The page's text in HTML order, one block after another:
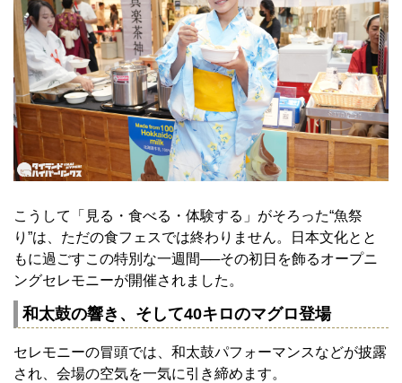
こうして「見る・食べる・体験する」がそろった“魚祭
り”は、ただの食フェスでは終わりません。日本文化とと
もに過ごすこの特別な一週間──その初日を飾るオープニ
ングセレモニーが開催されました。
和太鼓の響き、そして40キロのマグロ登場
セレモニーの冒頭では、和太鼓パフォーマンスなどが披露
され、会場の空気を一気に引き締めます。